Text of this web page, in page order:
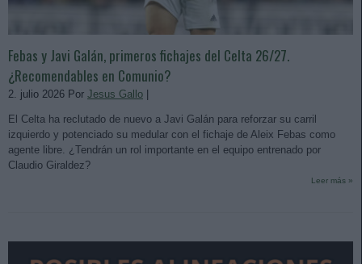
Febas y Javi Galán, primeros fichajes del Celta 26/27.
¿Recomendables en Comunio?
2. julio 2026 Por Jesus Gallo |
El Celta ha reclutado de nuevo a Javi Galán para reforzar su carril
izquierdo y potenciado su medular con el fichaje de Aleix Febas como
agente libre. ¿Tendrán un rol importante en el equipo entrenado por
Claudio Giraldez?
Leer más »